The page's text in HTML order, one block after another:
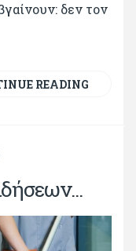
δεν τον
READING